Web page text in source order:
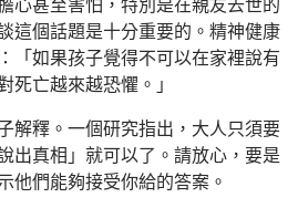
這個話題是十分重要的。精神健康
「如果孩子覺得不可以在家裡說有
死亡越來越恐懼。」
解釋。一個研究指出，大人只須要
出真相」就可以了。請放心，要是
他們能夠接受你給的答案。